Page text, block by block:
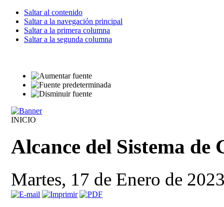
Saltar al contenido
Saltar a la navegación principal
Saltar a la primera columna
Saltar a la segunda columna
INICIO
Alcance del Sistema de
Martes, 17 de Enero de